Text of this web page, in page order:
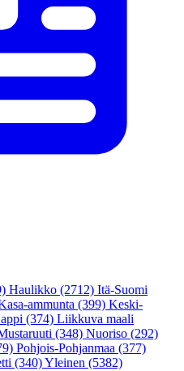
Haulikko (2712) Itä-Suomi
ammunta (399) Keski-
(374) Liikkuva maali
(348) Nuoriso (292)
Pohjois-Pohjanmaa (377)
(340)Yleinen (5382)